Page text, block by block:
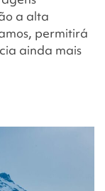
a alta
permitirá
ainda mais